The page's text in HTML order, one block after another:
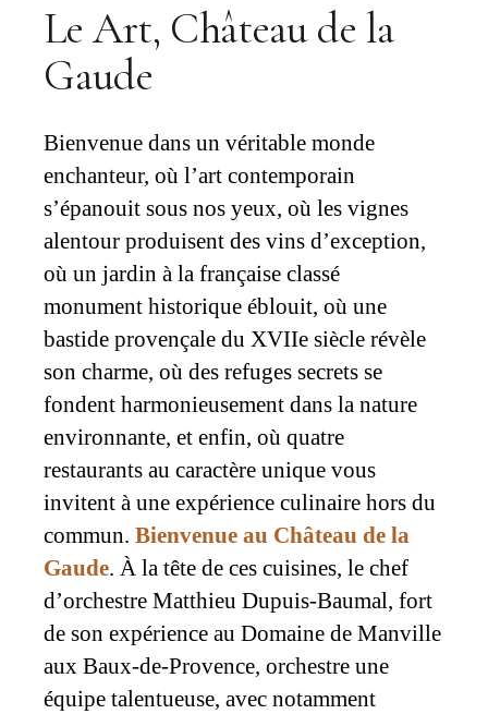
Le Art, Château de la
Gaude
Bienvenue dans un véritable monde
enchanteur, où l’art contemporain
s’épanouit sous nos yeux, où les vignes
alentour produisent des vins d’exception,
où un jardin à la française classé
monument historique éblouit, où une
bastide provençale du XVIIe siècle révèle
son charme, où des refuges secrets se
fondent harmonieusement dans la nature
environnante, et enfin, où quatre
restaurants au caractère unique vous
invitent à une expérience culinaire hors du
commun. Bienvenue au Château de la
Gaude. À la tête de ces cuisines, le chef
d’orchestre Matthieu Dupuis-Baumal, fort
de son expérience au Domaine de Manville
aux Baux-de-Provence, orchestre une
équipe talentueuse, avec notamment